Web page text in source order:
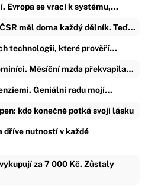
Evropa se vrací k systému,…
měl doma každý dělník. Teď…
technologií, které prověří…
Měsíční mzda překvapila…
Geniální radu mojí…
kdo konečně potká svoji lásku
dříve nutností v každé
za 7 000 Kč. Zůstaly